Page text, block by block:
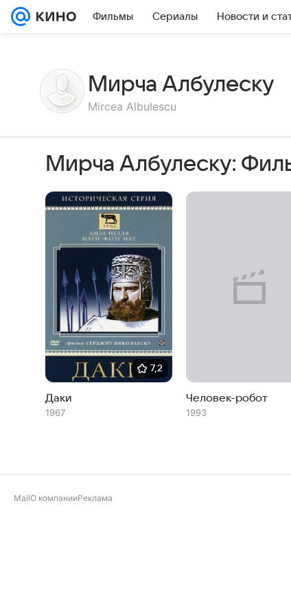
Фильмы Сериалы Новости и
Мирча Албулеску
Mircea Albulescu
Мирча Албулеску:
7,2
Даки
1967
Человек-робот
1993
MailО компанииРеклама